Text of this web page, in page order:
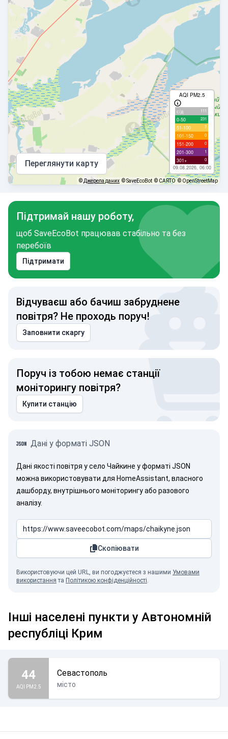
AQI PM2.5
с/д 111
0-50 231
51-100 7
101-150 0
151-200 0
201-300 1
301+ 0
09.08.2026, 06:00
Переглянути карту
© Джерела даних © SaveEcoBot © CARTO © OpenStreetMap
Підтримай нашу роботу,
щоб SaveEcoBot працював стабільно та без
перебоїв
Підтримати
Відчуваєш або бачиш забруднене
повітря? Не проходь поруч!
Заповнити скаргу
Поруч із тобою немає станції
моніторингу повітря?
Купити станцію
Дані у форматі JSON
Дані якості повітря у село Чайкине у форматі JSON
можна використовувати для HomeAssistant, власного
дашборду, внутрішнього моніторингу або разового
аналізу.
Скопіювати
Використовуючи цей URL, ви погоджуєтеся з нашими Умовами
використання та Політикою конфіденційності.
Інші населені пункти у Автономній
республіці Крим
44
AQI PM2.5
Севастополь
місто